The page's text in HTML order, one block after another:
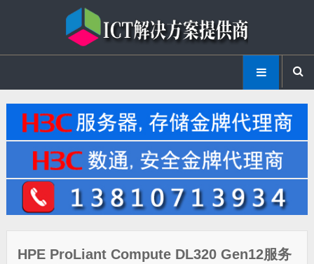
HPE ProLiant Compute DL320 Gen12服务